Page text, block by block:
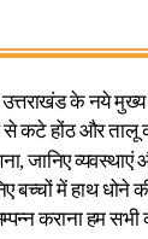
के नये
होंठ और तालू
जानिए व्यवस्थाएं
बच्चों में हाथ
कराना हम सभी